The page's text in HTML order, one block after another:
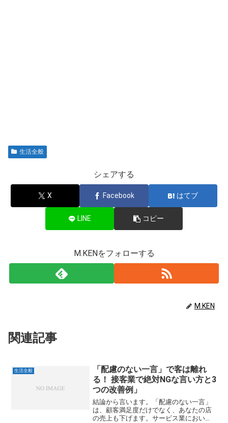
生活全般
シェアする
X Facebook はてブ
LINE コピー
M.KENをフォローする
M.KEN
関連記事
生活全般
「配慮のない一言」で客は離れ
る！ 接客業で絶対NGな言い方と3
つの改善例」
結論から言います。「配慮のない一言」
は、顧客満足度だけでなく、あなたの店
の売上も下げます。サービス業におい